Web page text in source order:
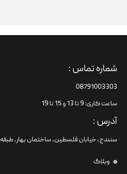
شماره تماس :
08791003303
ساعت کاری: 9 تا 13 و 15 تا 19
آدرس :
سنندج، خیابان فلسطین،‌ ساختمان بهار، طبقه2
وبلاگ